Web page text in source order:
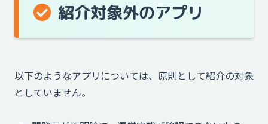
紹介対象外のアプリ
以下のようなアプリについては、原則として紹介の対象
としていません。